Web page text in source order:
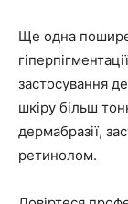
Ще одна
застосування
шкіру більш
дермабразії,
ретинолом.